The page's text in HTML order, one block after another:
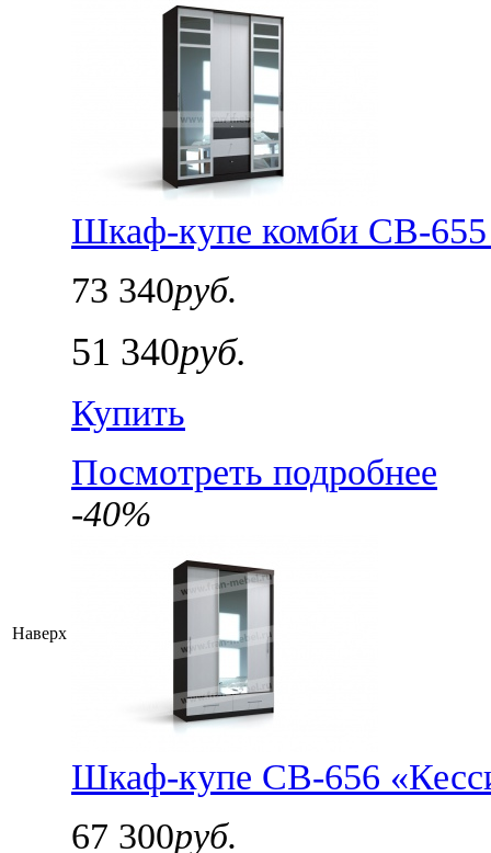
Наверх
Шкаф-купе комби СВ-
73 340руб.
51 340руб.
Купить
Посмотреть подробнее
-40%
Шкаф-купе СВ-656
67 300руб.